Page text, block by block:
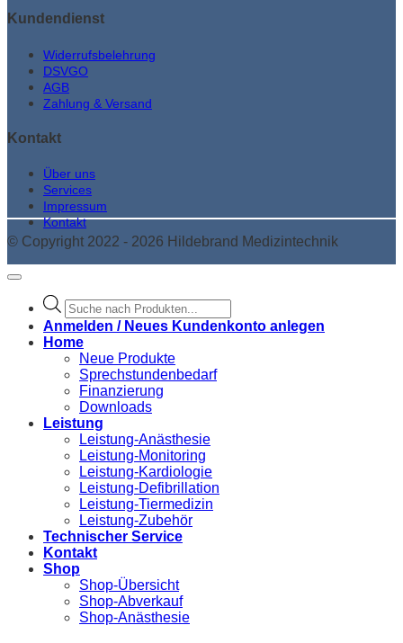
Kundendienst
Widerrufsbelehrung
DSVGO
AGB
Zahlung & Versand
Kontakt
Über uns
Services
Impressum
Kontakt
© Copyright 2022 - 2026 Hildebrand Medizintechnik
Products
search
Anmelden / Neues Kundenkonto anlegen
Home
Neue Produkte
Sprechstundenbedarf
Finanzierung
Downloads
Leistung
Leistung-Anästhesie
Leistung-Monitoring
Leistung-Kardiologie
Leistung-Defibrillation
Leistung-Tiermedizin
Leistung-Zubehör
Technischer Service
Kontakt
Shop
Shop-Übersicht
Shop-Abverkauf
Shop-Anästhesie